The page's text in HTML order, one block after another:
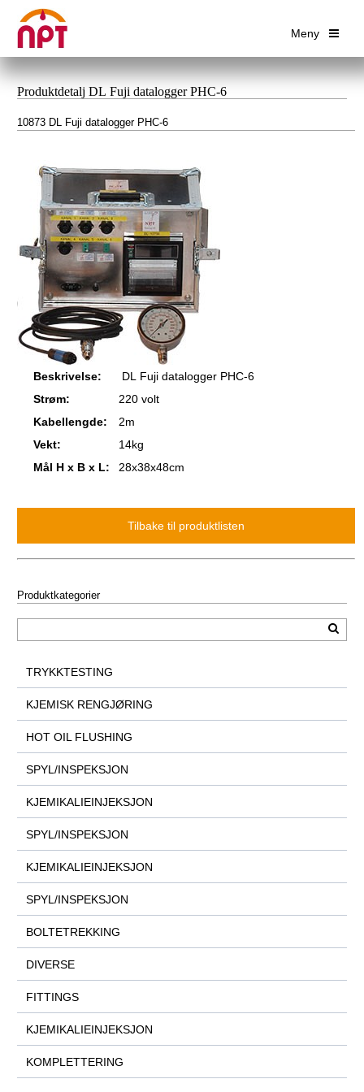
Meny
Produktdetalj DL Fuji datalogger PHC-6
10873 DL Fuji datalogger PHC-6
Beskrivelse:
DL Fuji datalogger PHC-6
Strøm:
220 volt
Kabellengde:
2m
Vekt:
14kg
Mål H x B x L:
28x38x48cm
Produktkategorier
TRYKKTESTING
KJEMISK RENGJØRING
HOT OIL FLUSHING
SPYL/INSPEKSJON
KJEMIKALIEINJEKSJON
SPYL/INSPEKSJON
KJEMIKALIEINJEKSJON
SPYL/INSPEKSJON
BOLTETREKKING
DIVERSE
FITTINGS
KJEMIKALIEINJEKSJON
KOMPLETTERING